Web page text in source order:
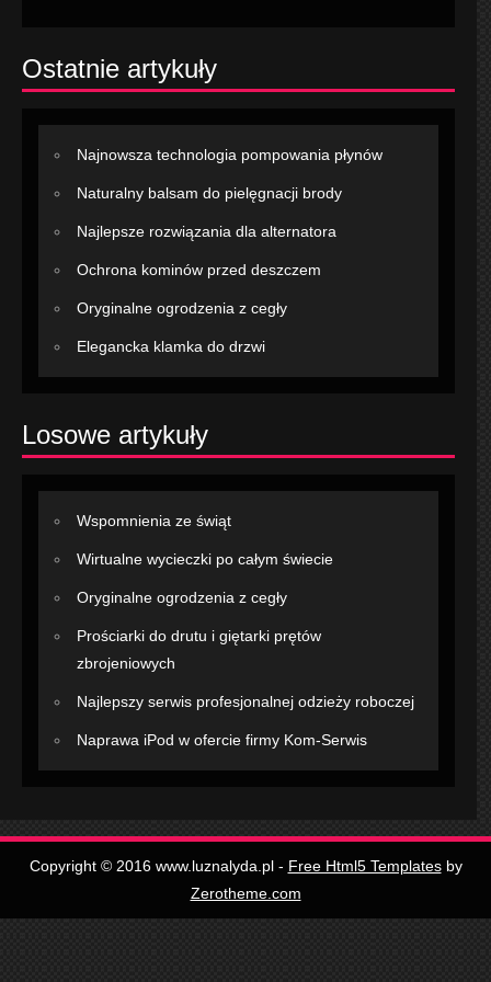
Ostatnie artykuły
Najnowsza technologia pompowania płynów
Naturalny balsam do pielęgnacji brody
Najlepsze rozwiązania dla alternatora
Ochrona kominów przed deszczem
Oryginalne ogrodzenia z cegły
Elegancka klamka do drzwi
Losowe artykuły
Wspomnienia ze świąt
Wirtualne wycieczki po całym świecie
Oryginalne ogrodzenia z cegły
Prościarki do drutu i giętarki prętów
zbrojeniowych
Najlepszy serwis profesjonalnej odzieży roboczej
Naprawa iPod w ofercie firmy Kom-Serwis
Copyright © 2016 www.luznalyda.pl - Free Html5 Templatesby
Zerotheme.com